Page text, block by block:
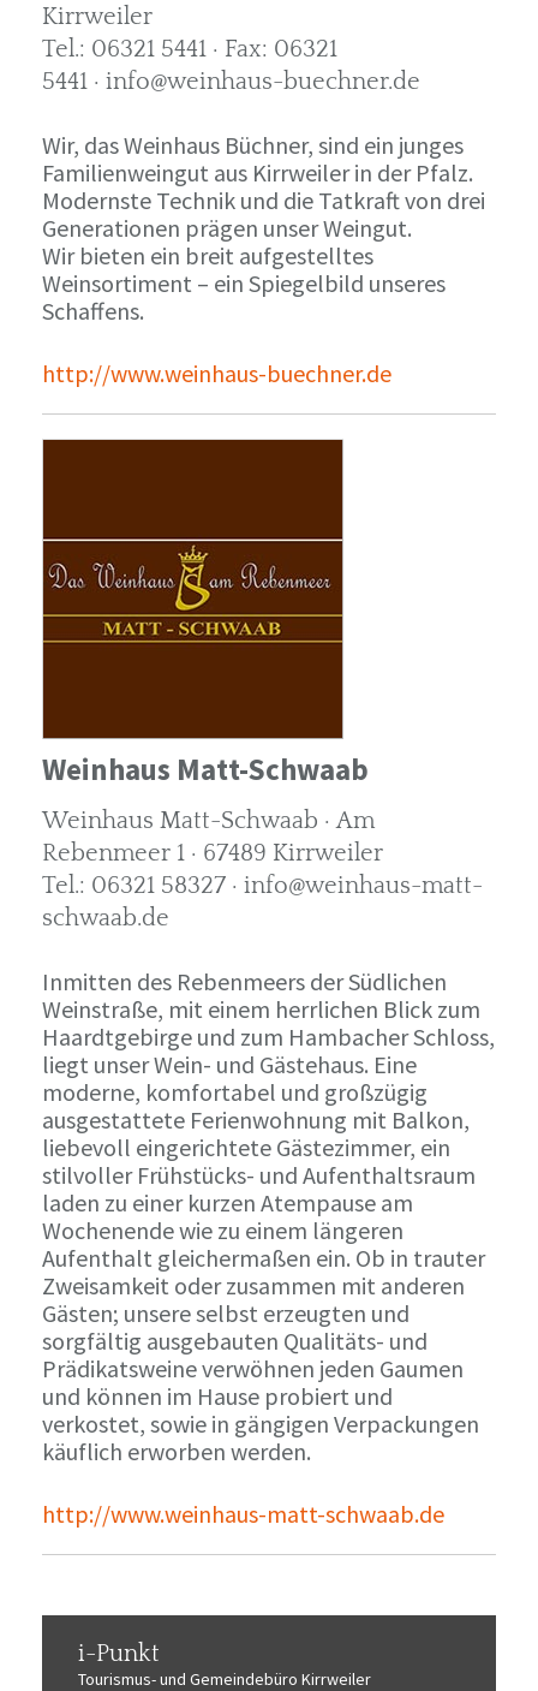
Kirrweiler
Tel.: 06321 5441 · Fax: 06321
5441 · info@weinhaus-buechner.de
Wir, das Weinhaus Büchner, sind ein junges
Familienweingut aus Kirrweiler in der Pfalz.
Modernste Technik und die Tatkraft von drei
Generationen prägen unser Weingut.
Wir bieten ein breit aufgestelltes
Weinsortiment – ein Spiegelbild unseres
Schaffens.
http://www.weinhaus-buechner.de
Weinhaus Matt-Schwaab
Weinhaus Matt-Schwaab · Am
Rebenmeer 1 · 67489 Kirrweiler
Tel.: 06321 58327 · info@weinhaus-matt-
schwaab.de
Inmitten des Rebenmeers der Südlichen
Weinstraße, mit einem herrlichen Blick zum
Haardtgebirge und zum Hambacher Schloss,
liegt unser Wein- und Gästehaus. Eine
moderne, komfortabel und großzügig
ausgestattete Ferienwohnung mit Balkon,
liebevoll eingerichtete Gästezimmer, ein
stilvoller Frühstücks- und Aufenthaltsraum
laden zu einer kurzen Atempause am
Wochenende wie zu einem längeren
Aufenthalt gleichermaßen ein. Ob in trauter
Zweisamkeit oder zusammen mit anderen
Gästen; unsere selbst erzeugten und
sorgfältig ausgebauten Qualitäts- und
Prädikatsweine verwöhnen jeden Gaumen
und können im Hause probiert und
verkostet, sowie in gängigen Verpackungen
käuflich erworben werden.
http://www.weinhaus-matt-schwaab.de
i-Punkt
Tourismus-und Gemeindebüro Kirrweiler